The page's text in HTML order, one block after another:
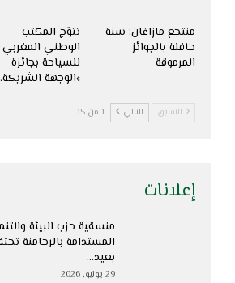
منتجع مازاغان: سنة
حافلة بالجوائز
المرموقة
تتوّج المكتب
الوطني المغربي
للسياحة بجائزة
»الوجهة
السابق التالي 1 من 15
إعلانات
منسقية حزب البيئة
المستدامة بالرحامنة
بعيد…
29 يوليو, 2026